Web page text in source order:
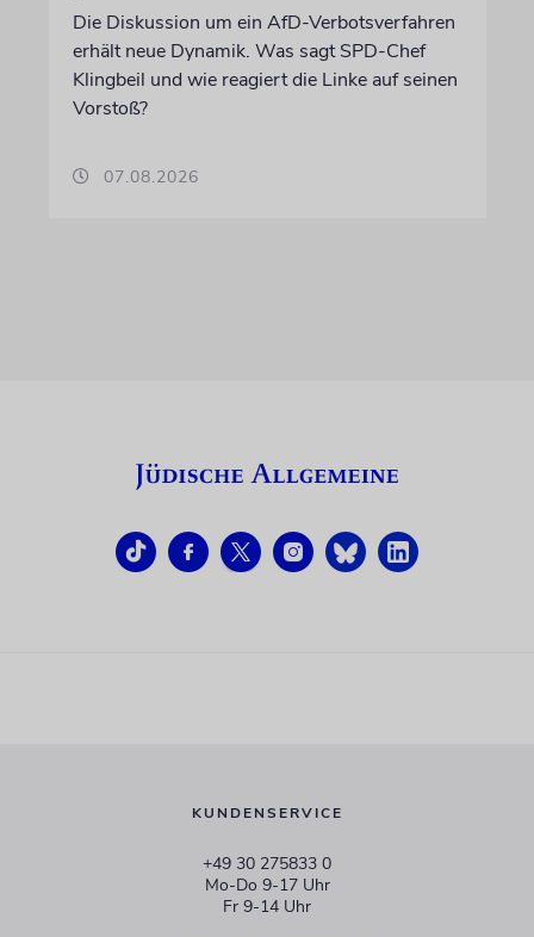
Die Diskussion um ein AfD-Verbotsverfahren
erhält neue Dynamik. Was sagt SPD-Chef
Klingbeil und wie reagiert die Linke auf seinen
Vorstoß?
07.08.2026
KUNDENSERVICE
+49 30 275833 0
Mo-Do 9-17 Uhr
Fr 9-14 Uhr